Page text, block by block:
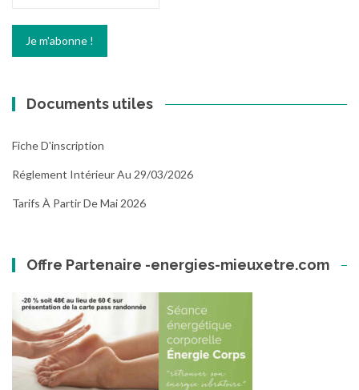
Documents utiles
Fiche D'inscription
Réglement Intérieur Au 29/03/2026
Tarifs À Partir De Mai 2026
Offre Partenaire -energies-mieuxetre.com